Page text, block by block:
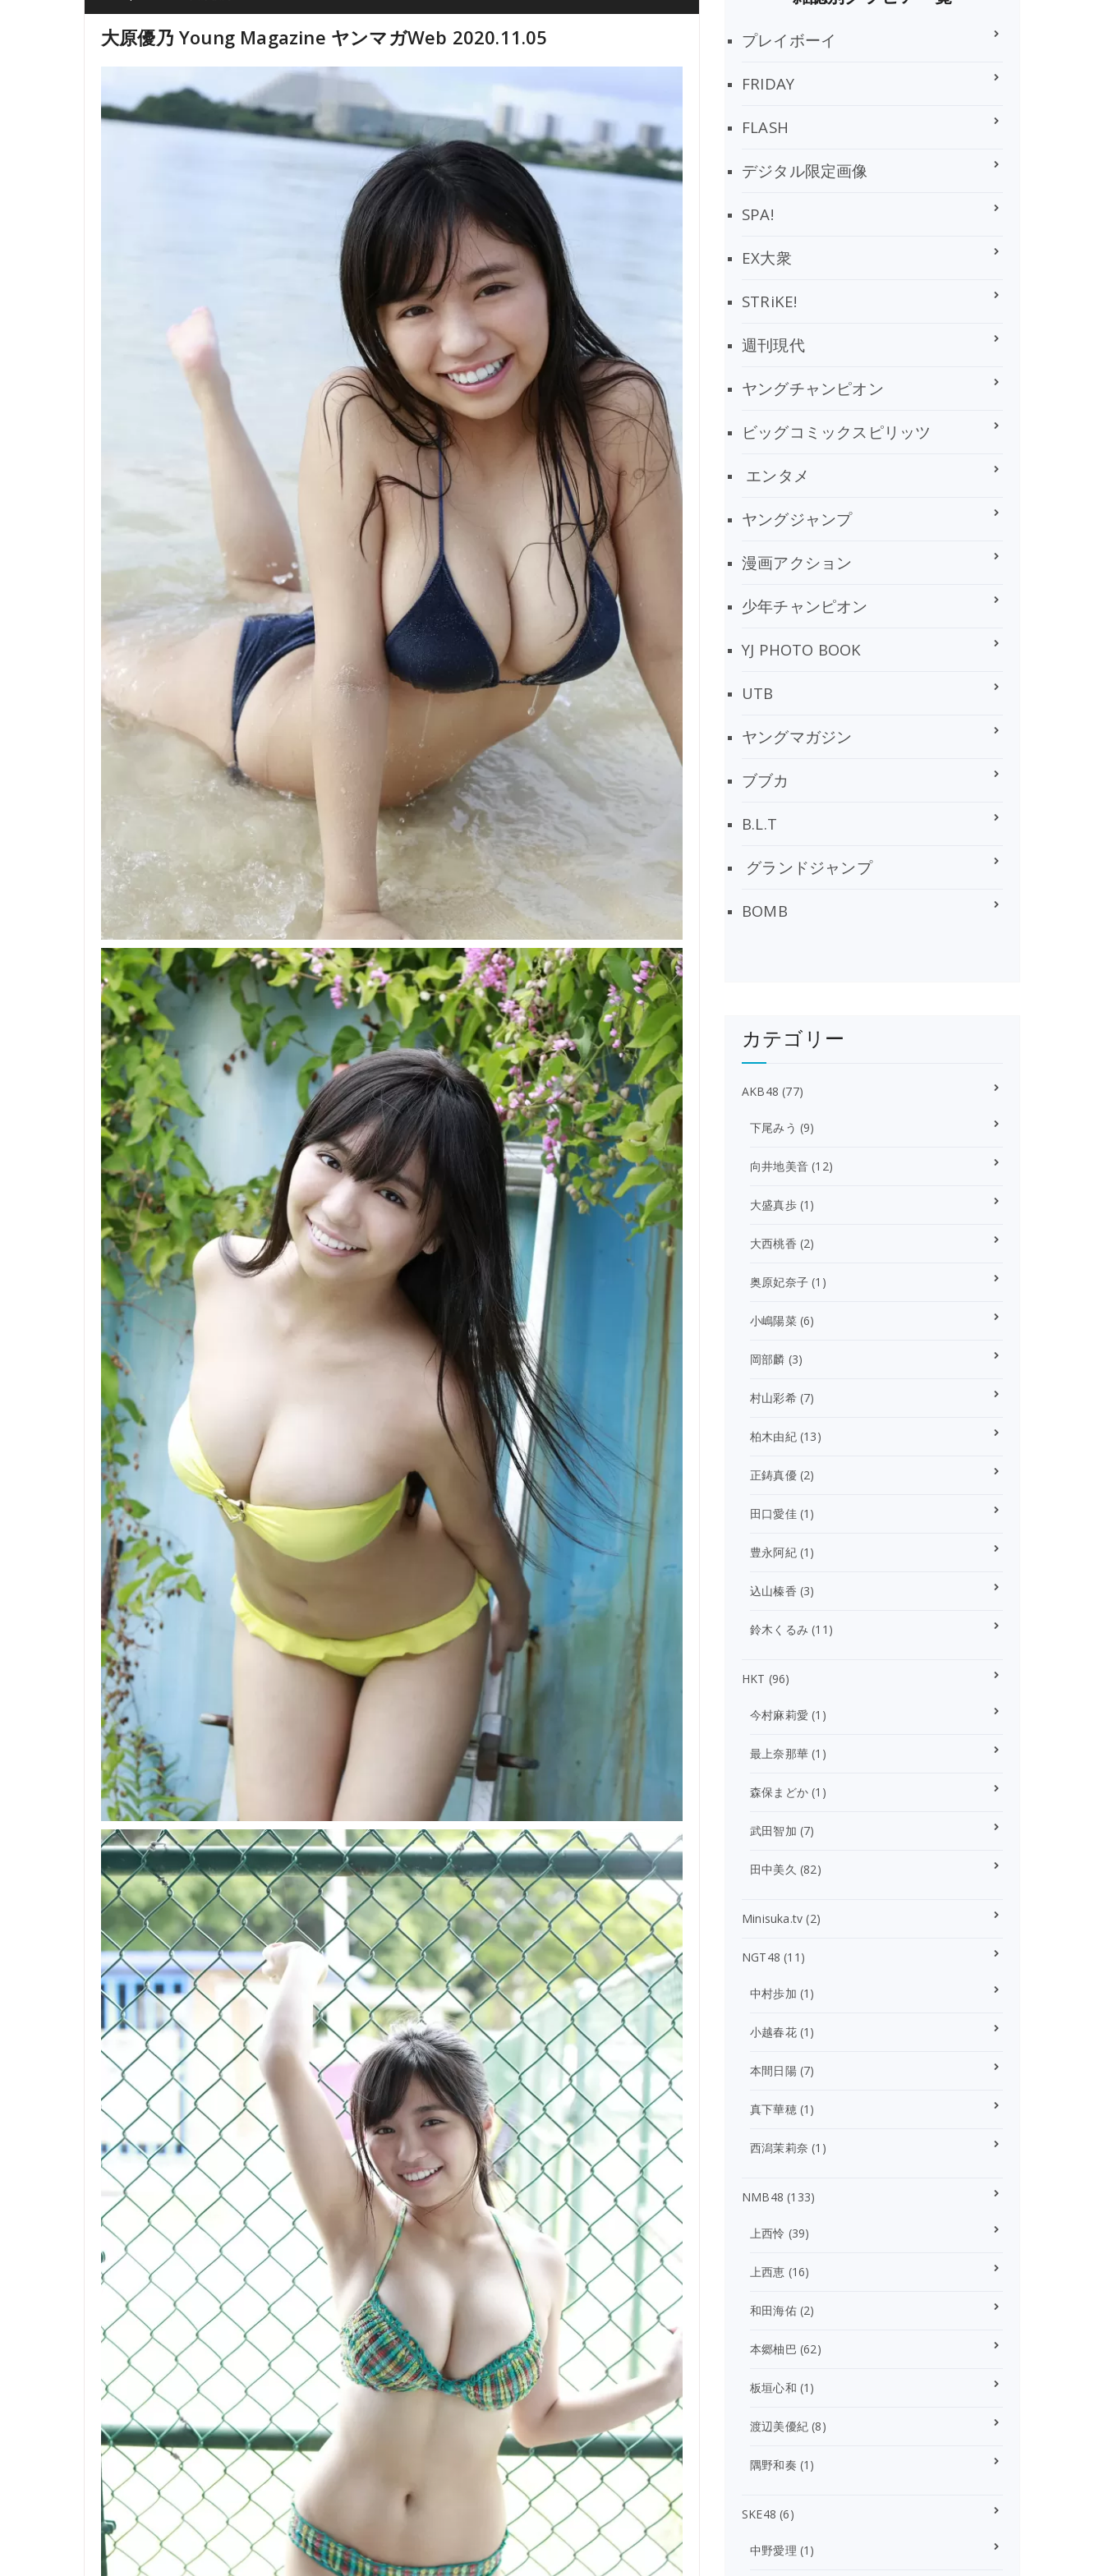
大原優乃 Young Magazine ヤンマガWeb 2020.11.05 プレイボーイ
FRIDAY
FLASH
デジタル限定画像
SPA!
EX大衆
STRiKE!
週刊現代
ヤングチャンピオン
ビッグコミックスピリッツ
エンタメ
ヤングジャンプ
漫画アクション
少年チャンピオン
YJ PHOTO BOOK
UTB
ヤングマガジン
ブブカ
B.L.T
グランドジャンプ
BOMB
カテゴリー
AKB48 (77)
下尾みう (9)
向井地美音 (12)
大盛真歩(1)
大西桃香 (2)
奥原妃奈子 (1)
小嶋陽菜(6)
岡部麟 (3)
村山彩希(7)
柏木由紀(13)
正鋳真優(2)
田口愛佳(1)
豊永阿紀(1)
込山榛香 (3)
鈴木くるみ (11)
HKT (96)
今村麻莉愛 (1)
最上奈那華 (1)
森保まどか (1)
武田智加 (7)
田中美久 (82)
Minisuka.tv (2)
NGT48 (11)
中村歩加 (1)
小越春花(1)
本間日陽(7)
真下華穂(1)
西潟茉莉奈 (1)
NMB48 (133)
上西怜 (39)
上西恵 (16)
和田海佑(2)
本郷柚巴 (62)
板垣心和 (1)
渡辺美優紀 (8)
隅野和奏 (1)
SKE48 (6)
中野愛理 (1)